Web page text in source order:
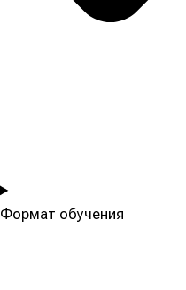
Формат обучения